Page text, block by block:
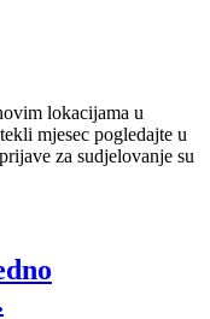
lokacijama u
mjesec pogledajte u
za sudjelovanje su